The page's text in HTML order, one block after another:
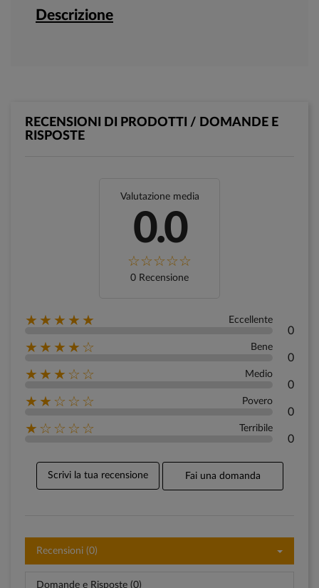
Descrizione
RECENSIONI DI PRODOTTI / DOMANDE E
RISPOSTE
Valutazione media
0.0
0 Recensione
★★★★★ Eccellente
0
★★★★☆ Bene
0
★★★☆☆ Medio
0
★★☆☆☆ Povero
0
★☆☆☆☆ Terribile
0
Scrivi la tua recensione Fai una domanda
Recensioni (0)
Domande e Risposte (0)